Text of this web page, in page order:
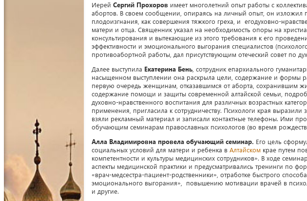
Иерей Сергий Прохоров имеет многолетний опыт работы с
абортов. В своем сообщении, опираясь на личный опыт, он изложил
плодоизгнания, как совершения тяжкого греха, и егодуховно-
матери и отца. Священник указал на необходимость опоры на
консультирования и вытекающие из этого требования к его
эффективности и эмоционального выгорания специалистов
противоабортной работы, дал присутствующим отеческий совет по
Далее выступила Екатерина Бень , сотрудник епархиального
насыщенном выступлении она раскрыла цели, содержание и формы
первую очередь женщинам, отказавшимся от аборта, сохранившим
содержание помощи и защиты современной алтайской семьи,
духовно-нравственного воспитания для различных возрастных
применения, пригласила к сотрудничеству. Психологи края
взяли рекламный материал и записали контактные телефоны. Ими
обучающим семинарам православных психологов (во время
Алла Владимировна провела обучающий семинар. Его цель
социальных условий для матери и ребенка в Алтайском крае путем
компетентности и культуры медицинских сотрудников». В ходе
аспекты медицинской практики и предусматривались тренинги по
«врач-медсестра-пациент-родственники», отработке быстрого
эмоционального выгорания», повышению мотивации врачей в
и другие.